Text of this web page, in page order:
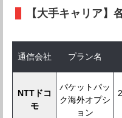
【大手キャリア】
通信会社 プラン名
NTTドコ
モ
パケットパッ
ク海外オプシ
ョン